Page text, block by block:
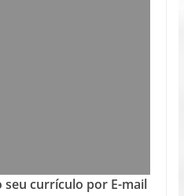
seu currículo por E-mail